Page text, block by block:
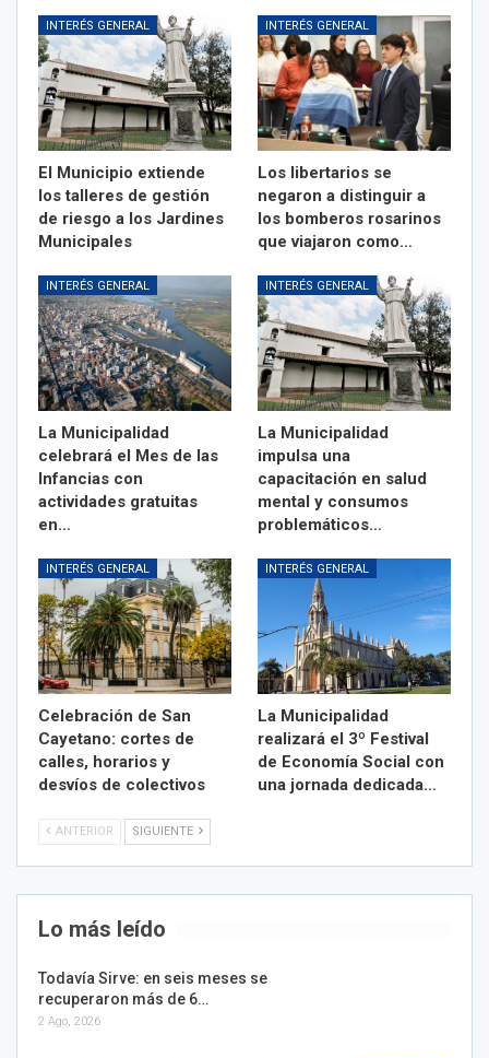
INTERÉS GENERAL
El Municipio extiende
los talleres de gestión
de riesgo a los Jardines
Municipales
INTERÉS GENERAL
Los libertarios se
negaron a distinguir a
los bomberos rosarinos
que viajaron como…
INTERÉS GENERAL
La Municipalidad
celebrará el Mes de las
Infancias con
actividades gratuitas
en…
INTERÉS GENERAL
La Municipalidad
impulsa una
capacitación en salud
mental y consumos
problemáticos…
INTERÉS GENERAL
Celebración de San
Cayetano: cortes de
calles, horarios y
desvíos de colectivos
INTERÉS GENERAL
La Municipalidad
realizará el 3º Festival
de Economía Social con
una jornada dedicada…
ANTERIOR SIGUIENTE
Lo más leído
Todavía Sirve: en seis meses se
recuperaron más de 6…
2 Ago, 2026